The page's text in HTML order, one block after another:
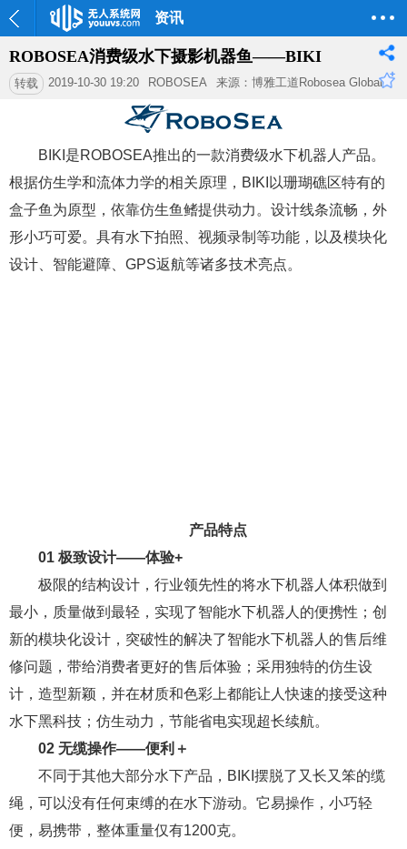
资讯
ROBOSEA消费级水下摄影机器鱼——BIKI
转载 2019-10-30 19:20 ROBOSEA 来源：博雅工道Robosea Global
BIKI是ROBOSEA推出的一款消费级水下机器人产品。
根据仿生学和流体力学的相关原理，BIKI以珊瑚礁区特有的
盒子鱼为原型，依靠仿生鱼鳍提供动力。设计线条流畅，外
形小巧可爱。具有水下拍照、视频录制等功能，以及模块化
设计、智能避障、GPS返航等诸多技术亮点。
产品特点
01 极致设计——体验+
极限的结构设计，行业领先性的将水下机器人体积做到
最小，质量做到最轻，实现了智能水下机器人的便携性；创
新的模块化设计，突破性的解决了智能水下机器人的售后维
修问题，带给消费者更好的售后体验；采用独特的仿生设
计，造型新颖，并在材质和色彩上都能让人快速的接受这种
水下黑科技；仿生动力，节能省电实现超长续航。
02 无缆操作——便利＋
不同于其他大部分水下产品，BIKI摆脱了又长又笨的缆
绳，可以没有任何束缚的在水下游动。它易操作，小巧轻
便，易携带，整体重量仅有1200克。